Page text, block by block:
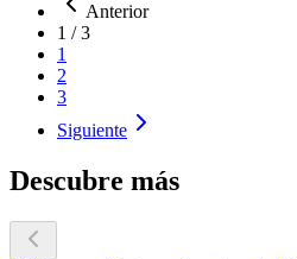
Anterior
1 /3
1
2
3
Siguiente
Descubre más